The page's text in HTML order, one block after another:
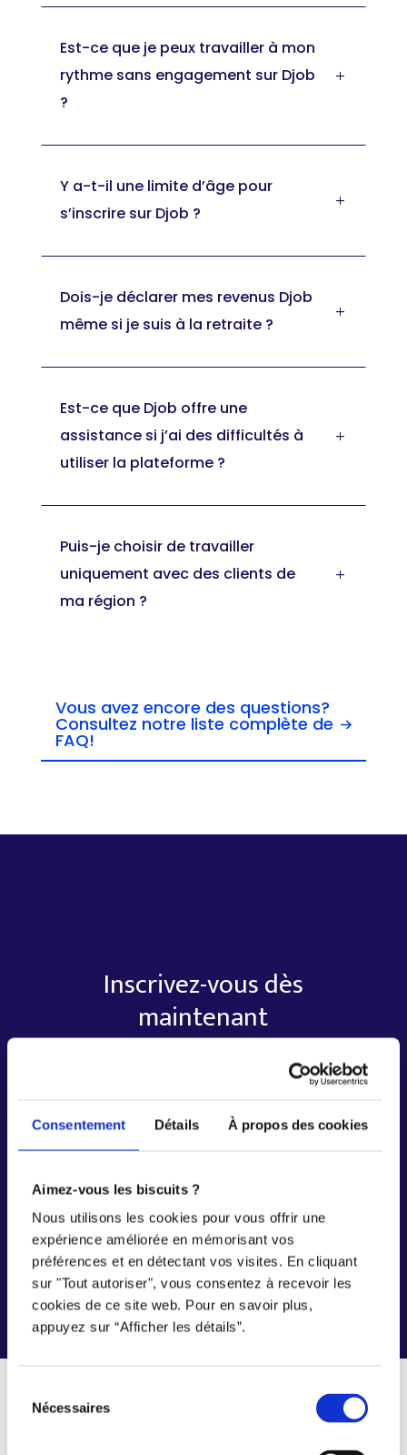
Consentement Détails À propos des cookies
Aimez-vous les biscuits ?
Nous utilisons les cookies pour vous offrir une
expérience améliorée en mémorisant vos
préférences et en détectant vos visites. En cliquant
sur "Tout autoriser", vous consentez à recevoir les
cookies de ce site web. Pour en savoir plus,
appuyez sur “Afficher les détails”.
Nécessaires
L
Est-ce que je peux travailler à mon
rythme sans engagement sur Djob
?
L
Y a-t-il une limite d’âge pour
s’inscrire sur Djob ?
L
Dois-je déclarer mes revenus Djob
même si je suis à la retraite ?
L
Est-ce que Djob offre une
assistance si j’ai des difficultés à
utiliser la plateforme ?
L
Puis-je choisir de travailler
uniquement avec des clients de
ma région ?
Vous avez encore des questions?
Consultez notre liste complète de
FAQ!
Inscrivez-vousdès
maintenant
attendent
d’emplois
travailleur